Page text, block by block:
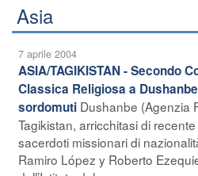
Asia
7 aprile 2004
ASIA/TAGIKISTAN - Secondo
Classica Religiosa a
sordomuti Dushanbe (Agenzia
Tagikistan, arricchitasi di
sacerdoti missionari di
Ramiro López y Roberto